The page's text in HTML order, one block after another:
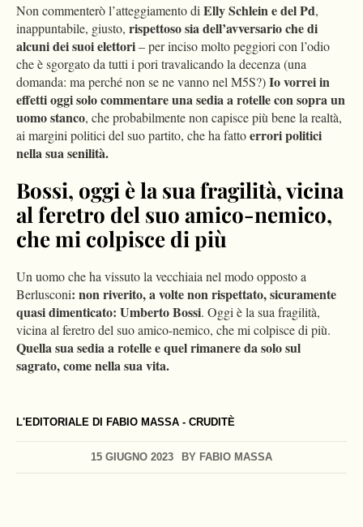
L'EDITORIALE DI FABIO MASSA - CRUDITÈ
15 GIUGNO 2023 BY FABIO MASSA
Non commenterò l’atteggiamento diElly Schlein e del Pd,
inappuntabile, giusto, rispettoso sia dell’avversario che di
alcuni dei suoi elettori– per inciso molto peggiori con l’odio
che è sgorgato da tutti i pori travalicando la decenza (una
domanda: ma perché non se ne vanno nel M5S?)Io vorrei in
effetti oggi solo commentare una sedia a rotelle con sopra un
uomo stanco, che probabilmente non capisce più bene la realtà,
ai margini politici del suo partito, che ha fattoerrori politici
nella sua senilità.
Bossi, oggi è la sua fragilità, vicina
al feretro del suo amico-nemico,
che mi colpisce di più
Un uomo che ha vissuto la vecchiaia nel modo opposto a
Berlusconi: non riverito, a volte non rispettato, sicuramente
quasi dimenticato: Umberto Bossi. Oggi è la sua fragilità,
vicina al feretro del suo amico-nemico, che mi colpisce di più.
Quella sua sedia a rotelle e quel rimanere da solo sul
sagrato, come nella sua vita.